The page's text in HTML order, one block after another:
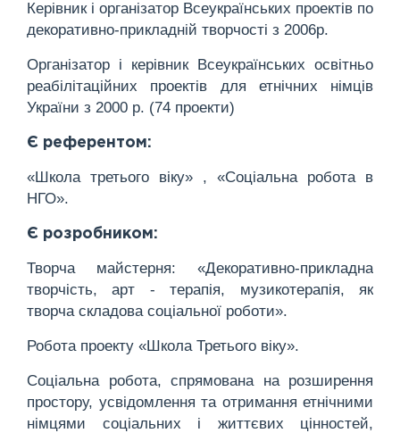
Керівник і організатор Всеукраїнських проектів по
декоративно-прикладній творчості з 2006р.
Організатор і керівник Всеукраїнських освітньо
реабілітаційних проектів для етнічних німців
України з 2000 р. (74 проекти)
Є референтом:
«Школа третього віку» , «Соціальна робота в
НГО».
Є розробником:
Творча майстерня: «Декоративно-прикладна
творчість, арт - терапія, музикотерапія, як
творча складова соціальної роботи».
Робота проекту «Школа Третього віку».
Соціальна робота, спрямована на розширення
простору, усвідомлення та отримання етнічними
німцями соціальних і життєвих цінностей,